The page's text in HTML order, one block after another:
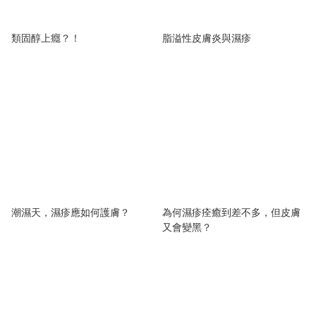
類固醇上癮？！ 脂溢性皮膚炎與濕疹
潮濕天，濕疹應如何護膚？
為何濕疹痊癒到差不多，但皮膚
又會變黑？